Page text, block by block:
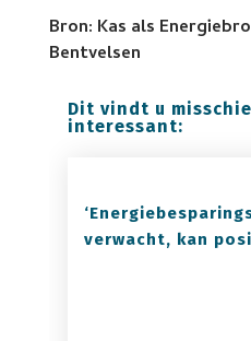
Bron: Kas als
Bentvelsen
Dit vindt u
interessant:
verwacht, kan